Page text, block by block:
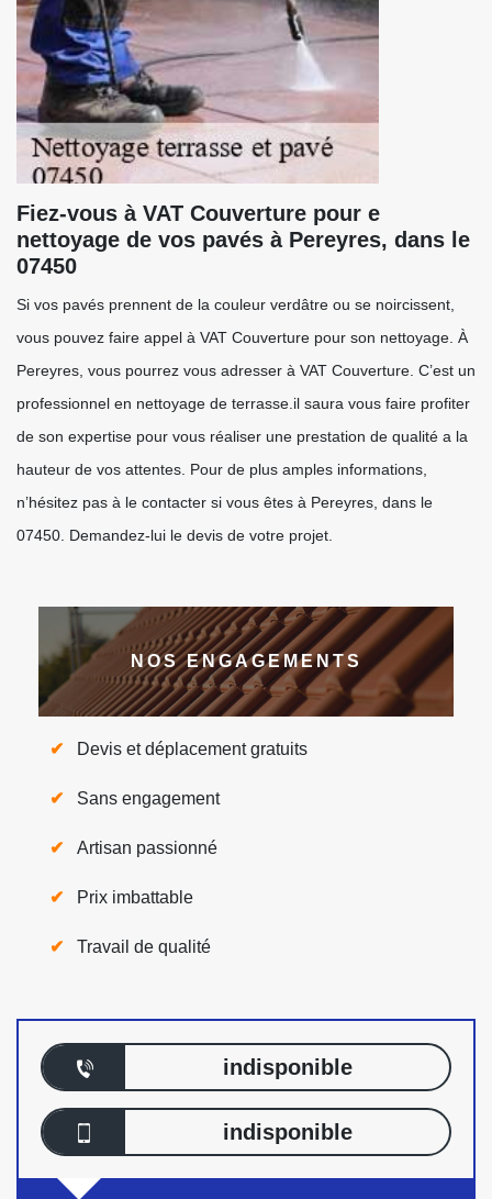
Fiez-vous à VAT Couverture pour e
nettoyage de vos pavés à Pereyres, dans le
07450
Si vos pavés prennent de la couleur verdâtre ou se noircissent,
vous pouvez faire appel à VAT Couverture pour son nettoyage. À
Pereyres, vous pourrez vous adresser à VAT Couverture. C’est un
professionnel en nettoyage de terrasse.il saura vous faire profiter
de son expertise pour vous réaliser une prestation de qualité a la
hauteur de vos attentes. Pour de plus amples informations,
n’hésitez pas à le contacter si vous êtes à Pereyres, dans le
07450. Demandez-lui le devis de votre projet.
NOS ENGAGEMENTS
Devis et déplacement gratuits
Sans engagement
Artisan passionné
Prix imbattable
Travail de qualité
indisponible
indisponible